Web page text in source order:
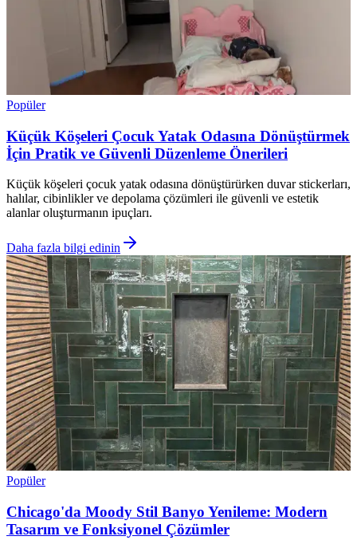
Popüler
Küçük Köşeleri Çocuk Yatak Odasına Dönüştürmek
İçin Pratik ve Güvenli Düzenleme Önerileri
Küçük köşeleri çocuk yatak odasına dönüştürürken duvar stickerları,
halılar, cibinlikler ve depolama çözümleri ile güvenli ve estetik
alanlar oluşturmanın ipuçları.
Daha fazla bilgi edinin
Popüler
Chicago'da Moody Stil Banyo Yenileme: Modern
Tasarım ve Fonksiyonel Çözümler